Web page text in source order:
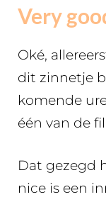
Very
Oké,
dit zinnetje
komende
één van de
Dat gezegd
nice is een